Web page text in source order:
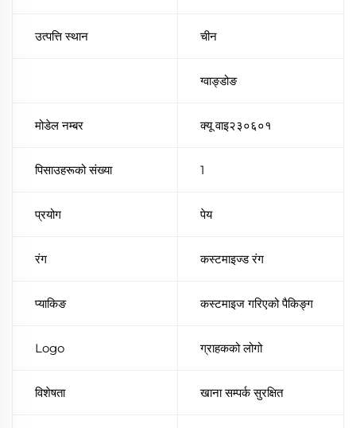
उत्पत्ति स्थान चीन
ग्वाङ्डोङ
मोडेल नम्बर क्यू वाइ२३०६०१
पिसाउहरूको संख्या 1
प्रयोग पेय
रंग कस्टमाइज्ड रंग
प्याकिङ कस्टमाइज गरिएको पैकिङ्ग
Logo ग्राहकको लोगो
विशेषता खाना सम्पर्क सुरक्षित